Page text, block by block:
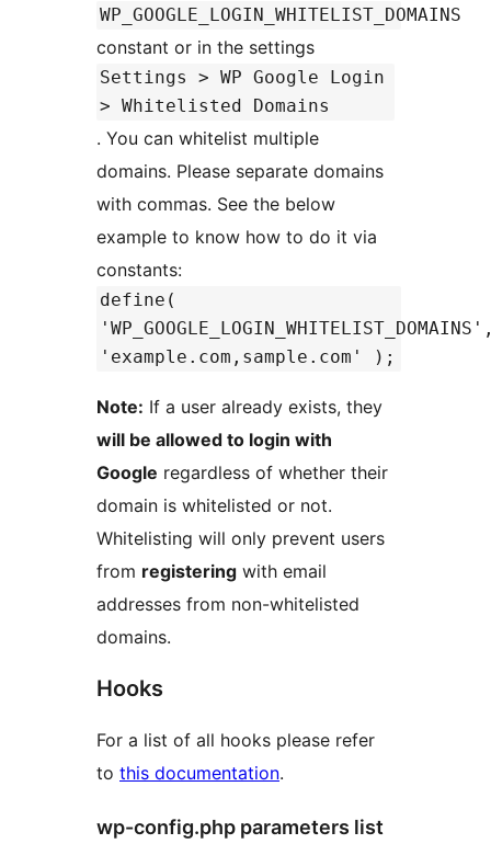
WP_GOOGLE_LOGIN_WHITELIST_DOMAINS
constant or in the settings
Settings > WP Google Login
> Whitelisted Domains
. You can whitelist multiple
domains. Please separate domains
with commas. See the below
example to know how to do it via
constants:
define(
'example.com,sample.com' );
Note: If a user already exists, they
will be allowed to login with
Google regardless of whether their
domain is whitelisted or not.
Whitelisting will only prevent users
from registering with email
addresses from non-whitelisted
domains.
Hooks
For a list of all hooks please refer
to this documentation.
wp-config.php parameters list